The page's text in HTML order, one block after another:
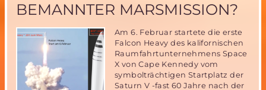
BEMANNTER MARSMISSION?
Am 6. Februar startete die erste
Falcon Heavy des kalifornischen
Raumfahrtunternehmens Space
X von Cape Kennedy vom
symbolträchtigen Startplatz der
Saturn V -fast 60 Jahre nach der